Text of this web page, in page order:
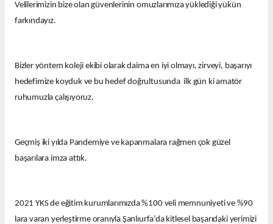
Velilerimizin bize olan güvenlerinin omuzlarımıza yüklediği yükün
farkındayız.
Bizler yöntem koleji ekibi olarak daima en iyi olmayı, zirveyi, başarıyı
hedefimize koyduk ve bu hedef doğrultusunda ilk gün ki amatör
ruhumuzla çalışıyoruz.
Geçmiş iki yılda Pandemiye ve kapanmalara rağmen çok güzel
başarılara imza attık.
2021 YKS de eğitim kurumlarımızda %100 veli memnuniyeti ve %90
lara varan yerleştirme oranıyla Şanlıurfa’da kitlesel başarıdaki yerimizi